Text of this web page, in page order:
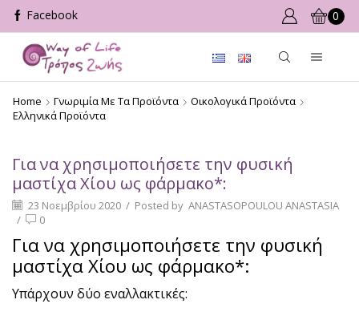
0
Home Γνωριμία Με Τα Προϊόντα
Οικολογικά Προϊόντα
Ελληνικά Προϊόντα
Για να χρησιμοποιήσετε την φυσική
μαστίχα Χίου ως φάρμακο*:
23 Νοεμβρίου 2020 / Posted by ANASTASOPOULOU ANASTASIA
/
0
Για να χρησιμοποιήσετε την φυσική
μαστίχα Χίου ως φάρμακο*:
Υπάρχουν δύο εναλλακτικές: